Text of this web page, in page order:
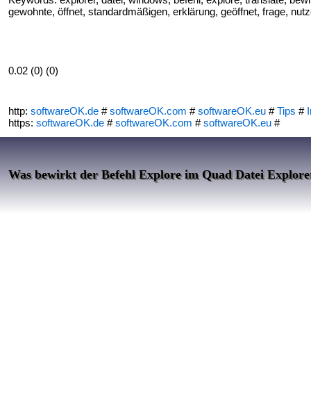
gewohnte, öffnet, standardmäßigen, erklärung, geöffnet, frage,
0.02 (0) (0)
http: softwareOK.de #softwareOK.com #softwareOK.eu #Tips #
https: softwareOK.de #softwareOK.com #softwareOK.eu #
Was bewirkt der Befehl Explore im Quad Datei